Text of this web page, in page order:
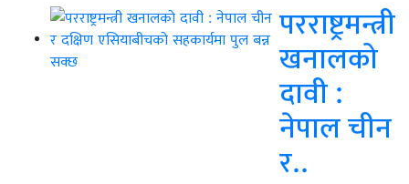
परराष्ट्रमन्त्री
खनालको
दावी :
नेपाल चीन
र..